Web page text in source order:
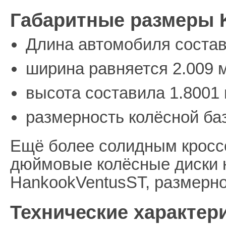
Габаритные размеры
Длина автомобиля
ширина равняется 2.009
высота составила 1.8001
размерность колёсной
Ещё более солидным
дюймовые колёсные диски
HankookVentusST,
Технические